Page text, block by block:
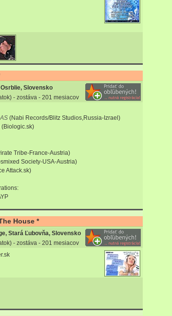
Slovensko
- zostáva - 201 mesiacov
(Nabi Records/Blitz Studios,Russia-Izrael)
(Biologic.sk)
Tribe-France-Austria)
Society-USA-Austria)
Attack.sk)
House *
Stará Ľubovňa, Slovensko
- zostáva - 201 mesiacov